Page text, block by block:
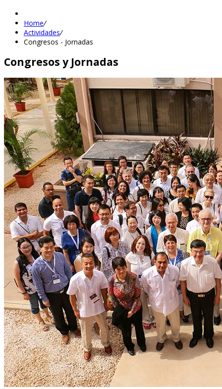
Home/
Actividades/
Congresos - Jornadas
Congresos y Jornadas